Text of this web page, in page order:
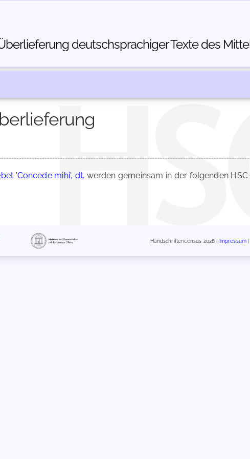
deutschsprachiger Texte des
'Concede mihi', dt. werden gemeinsam in der folgenden
Handschriftencensus 2026 | Impressum